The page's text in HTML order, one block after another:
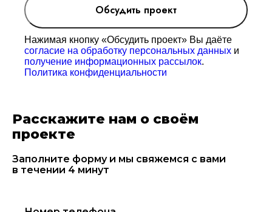
Обсудить проект
Нажимая кнопку «Обсудить проект» Вы даёте
согласие на обработку персональных данных и
получение информационных рассылок.
Политика конфиденциальности
Расскажите нам о своём
проекте
Заполните форму и мы свяжемся с вами
в течении 4 минут